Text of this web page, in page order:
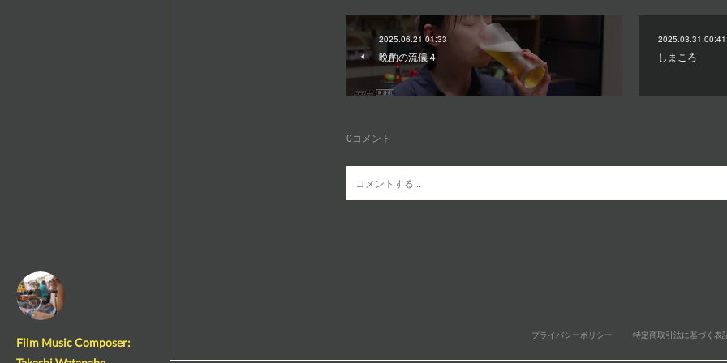
Film Music Composer:
2025.06.21 01:33
晩酌の流儀４
2025.03.31 00:41
しまころ
0コメント
プライバシーポリシー 特定商取引法に基づく表